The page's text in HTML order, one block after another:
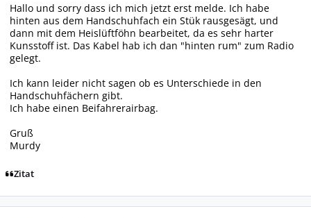
Hallo und sorry dass ich mich jetzt erst melde. Ich habe
hinten aus dem Handschuhfach ein Stük rausgesägt, und
dann mit dem Heislüftföhn bearbeitet, da es sehr harter
Kunsstoff ist. Das Kabel hab ich dan "hinten rum" zum Radio
gelegt.
Ich kann leider nicht sagen ob es Unterschiede in den
Handschuhfächern gibt.
Ich habe einen Beifahrerairbag.
Gruß
Murdy
Zitat